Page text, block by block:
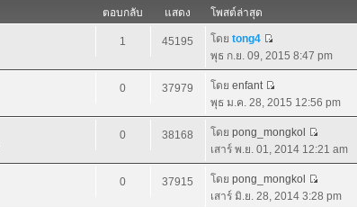
ตอบกลับ แสดง
โพสต์ล่าสุด
1 45195 โดย tong4
พุธ ก.ย. 09, 2015 8:47 pm
0 37979 โดย enfant
พุธ ม.ค. 28, 2015 12:56 pm
0 38168 โดย pong_mongkol
เสาร์ พ.ย. 01, 2014 12:21 am
0 37915 โดย pong_mongkol
เสาร์ มิ.ย. 28, 2014 3:28 pm